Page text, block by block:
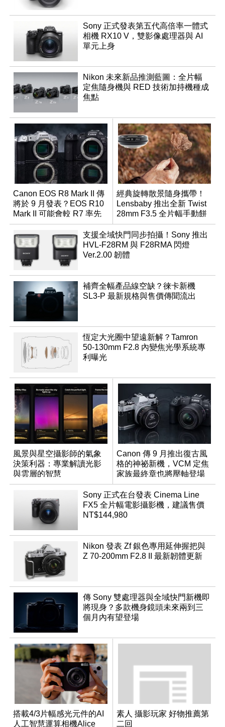
Sony 正式發表第五代高倍率一體式
相機 RX10 V，雙影像處理器與 AI
單元上身
Nikon 未來新品推測藍圖：全片幅
定焦隨身機與 RED 技術加持機種成
焦點
Canon EOS R8 Mark II 傳
將於 9 月發表？EOS R10
Mark II 可能會較 R7 率先
推出
經典旋轉散景隨身攜帶！
Lensbaby 推出全新 Twist
28mm F3.5 全片幅手動餅
乾鏡
支援全域快門同步拍攝！Sony 推出
HVL-F28RM 與 F28RMA 閃燈
Ver.2.00 韌體
補齊全幅產品線空缺？徠卡新機
SL3-P 最新規格與售價傳聞流出
恆定大光圈中望遠新解？Tamron
50-130mm F2.8 內變焦光學系統專
利曝光
風景與星空攝影師的氣象
決策利器：專業解讀光影
與雲層的智慧
App「Atmos」登場
Canon 傳 9 月推出復古風
格的神祕新機，VCM 定焦
家族最終章也將壓軸登場
Sony 正式在台發表 Cinema Line
FX5 全片幅電影攝影機，建議售價
NT$144,980
Nikon 發表 Zf 銀色專用延伸握把與
Z 70-200mm F2.8 II 最新韌體更新
傳 Sony 雙處理器與全域快門新機即
將現身？多款機身鏡頭未來兩到三
個月內有望登場
搭載4/3片幅感光元件的AI
人工智慧運算相機Alice
素人 攝影玩家 好物推薦第
二回